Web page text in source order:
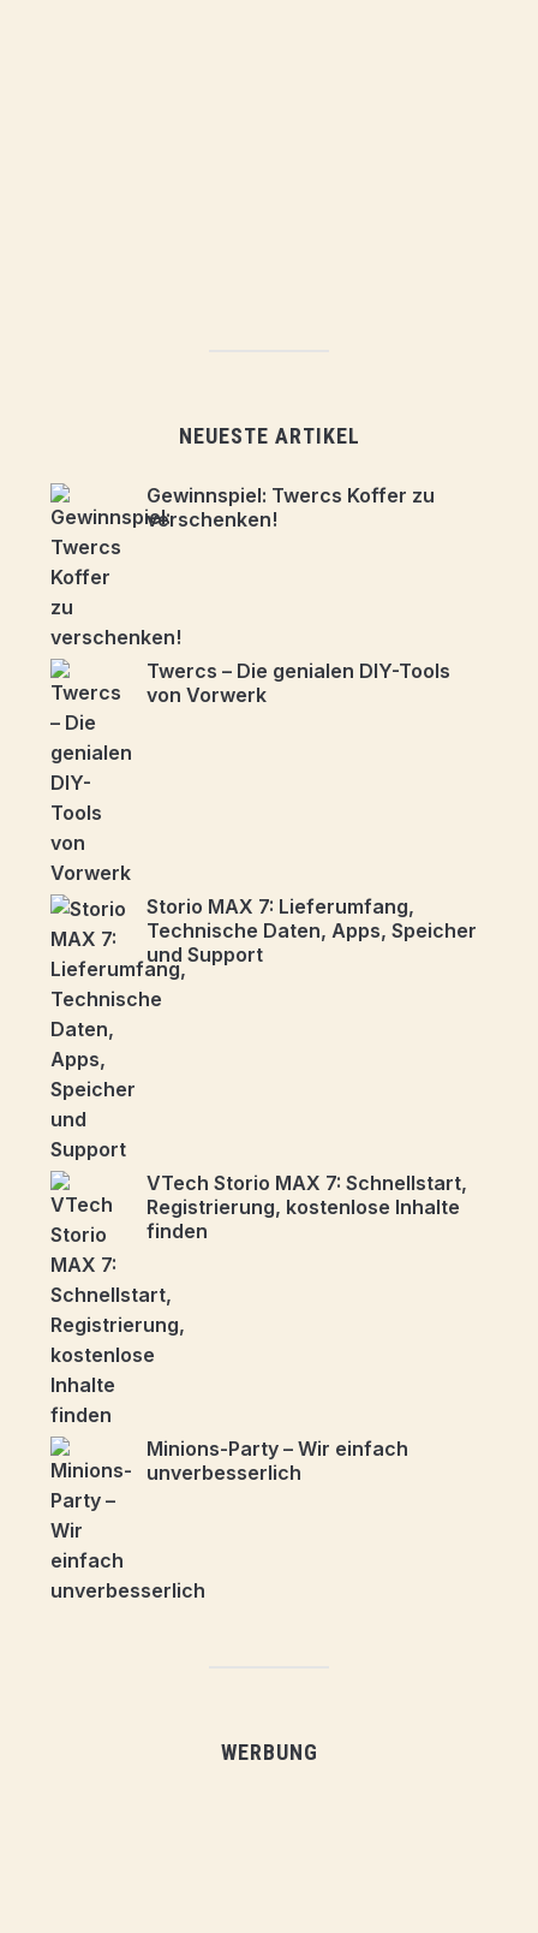
NEUESTE ARTIKEL
Gewinnspiel: Twercs Koffer zu
verschenken!
Twercs – Die genialen DIY-Tools
von Vorwerk
Storio MAX 7: Lieferumfang,
Technische Daten, Apps, Speicher
und Support
VTech Storio MAX 7: Schnellstart,
Registrierung, kostenlose Inhalte
finden
Minions-Party – Wir einfach
unverbesserlich
WERBUNG